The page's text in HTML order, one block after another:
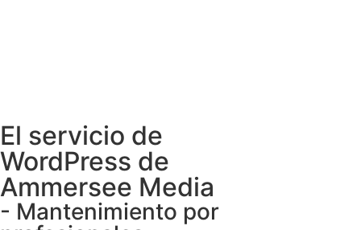
El servicio de
WordPress de
Ammersee Media​
- Mantenimiento por